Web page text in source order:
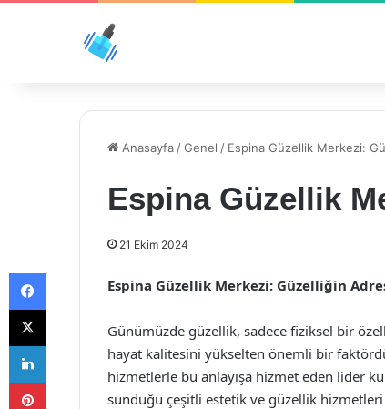
Anasayfa /Genel / Espina Güzellik Merkezi:
Espina Güzellik
21 Ekim 2024
Espina Güzellik Merkezi: Güzelliğin
Günümüzde güzellik, sadece fiziksel bir
hayat kalitesini yükselten önemli bir
hizmetlerle bu anlayışa hizmet eden lider
sunduğu çeşitli estetik ve güzellik hizmetleri
Facebook
X
LinkedIn
Pinterest